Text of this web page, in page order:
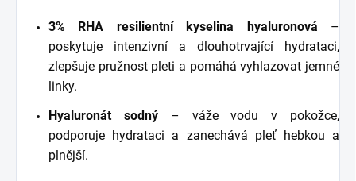
3% RHA resilientní kyselina hyaluronová –
poskytuje intenzivní a dlouhotrvající hydrataci,
zlepšuje pružnost pleti a pomáhá vyhlazovat jemné
linky.
Hyaluronát sodný– váže vodu v pokožce,
podporuje hydrataci a zanechává pleť hebkou a
plnější.